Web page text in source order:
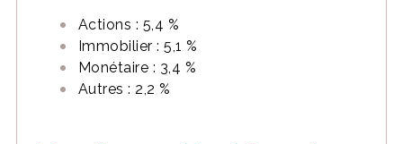
Actions : 5,4 %
Immobilier : 5,1 %
Monétaire : 3,4 %
Autres : 2,2 %